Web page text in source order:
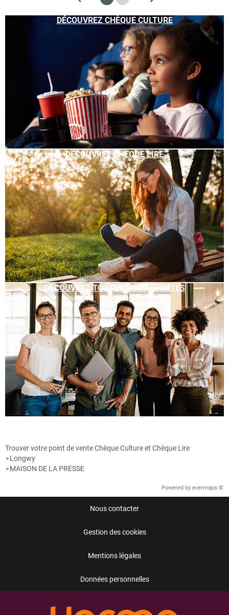
DÉCOUVREZ CHÈQUE CULTURE
DÉCOUVREZ CHÈQUE LIRE
DÉCOUVREZ TOUTES NOS ACTIVITÉS
Trouver votre point de vente Chèque Culture et Chèque Lire
> Longwy
> MAISON DE LA PRESSE
Powered by evermaps ©
Nous contacter
Gestion des cookies
Mentions légales
Données personnelles